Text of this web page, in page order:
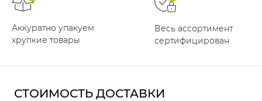
Аккуратно упакуем
хрупкие товары
Весь ассортимент
сертифицирован
СТОИМОСТЬ ДОСТАВКИ